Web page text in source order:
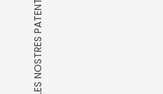
LES NOSTRES PATENTS